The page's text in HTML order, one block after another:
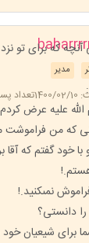
مدیر
10 تعداد پست:
آنچه که برای
عليه عرض
كه من فراموشت
خود گفتم كه
نمىكنید.!
را دانستى؟
برای شیعیان